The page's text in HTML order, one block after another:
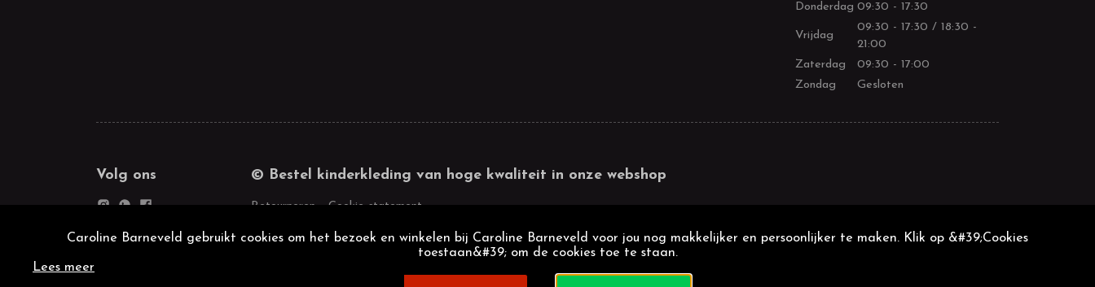
Donderdag 09:30 - 17:30
Vrijdag
09:30 - 17:30 / 18:30 -
21:00
Zaterdag
09:30 - 17:00
Zondag
Gesloten
Volg ons © Bestel kinderkleding van hoge kwaliteit in onze webshop
Retourneren Cookie statement
Caroline Barneveld gebruikt cookies om het bezoek en winkelen bij Caroline Barneveld voor jou nog makkelijker en persoonlijker te maken. Klik op &#39;Cookies
toestaan&#39; om de cookies toe te staan.
Lees meer